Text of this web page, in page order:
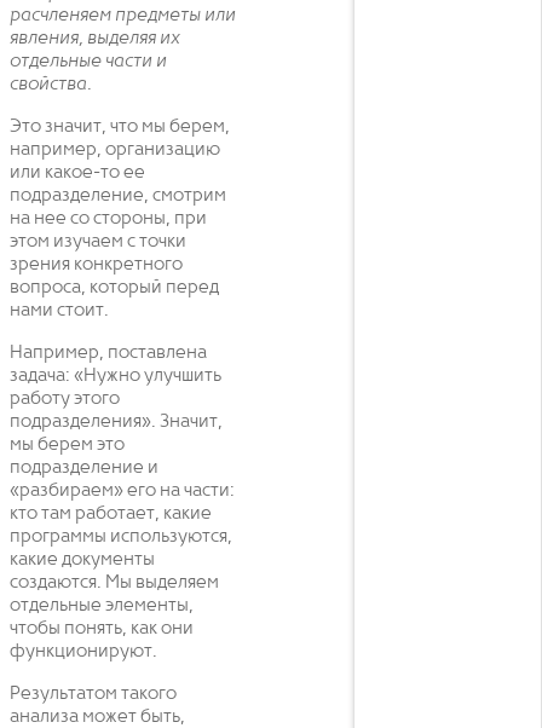
расчленяем предметы или
явления, выделяя их
отдельные части и
свойства.
Это значит, что мы берем,
например, организацию
или какое-то ее
подразделение, смотрим
на нее со стороны, при
этом изучаем с точки
зрения конкретного
вопроса, который перед
нами стоит.
Например, поставлена
задача: «Нужно улучшить
работу этого
подразделения». Значит,
мы берем это
подразделение и
«разбираем» его на части:
кто там работает, какие
программы используются,
какие документы
создаются. Мы выделяем
отдельные элементы,
чтобы понять, как они
функционируют.
Результатом такого
анализа может быть,